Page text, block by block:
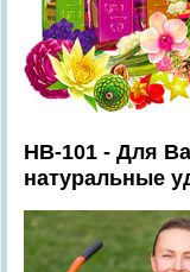
HB-101 - Для
натуральные